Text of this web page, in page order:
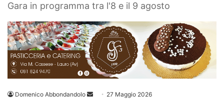
Gara in programma tra l'8 e il 9 agosto
Domenico Abbondandolo
Invia 27 Maggio 2026